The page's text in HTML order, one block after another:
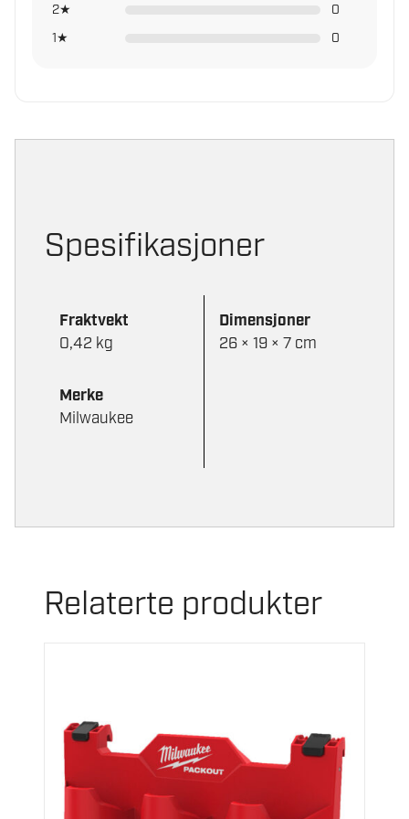
2★
0
1★
0
Spesifikasjoner
Fraktvekt
0,42 kg
Dimensjoner
26 × 19 × 7 cm
Merke
Milwaukee
Relaterte produkter